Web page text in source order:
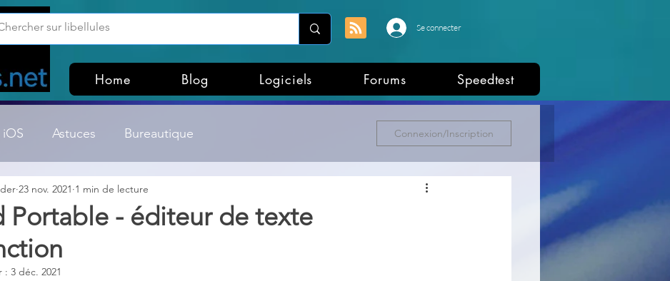
Se connecter
Home Blog Logiciels Forums Speedtest
Astuces Bureautique
etc. Customisation Windows
de fichiers
Connexion/Inscription
Portable - éditeur de texte
23 nov. 2021 1 min de lecture
: 3 déc. 2021